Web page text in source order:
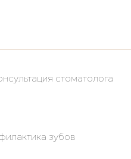
стоматолога
зубов